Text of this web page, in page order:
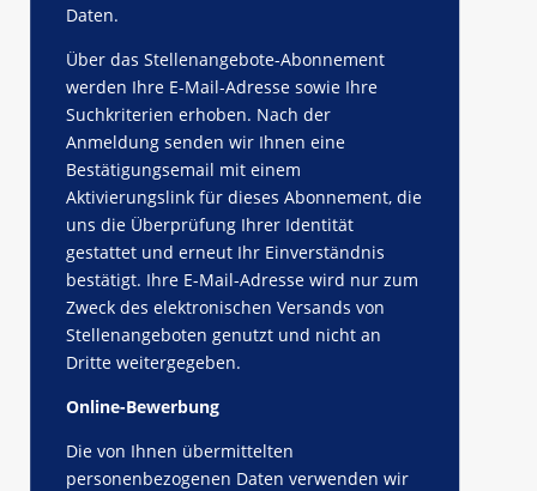
Daten.
Über das Stellenangebote-Abonnement
werden Ihre E-Mail-Adresse sowie Ihre
Suchkriterien erhoben. Nach der
Anmeldung senden wir Ihnen eine
Bestätigungsemail mit einem
Aktivierungslink für dieses Abonnement, die
uns die Überprüfung Ihrer Identität
gestattet und erneut Ihr Einverständnis
bestätigt. Ihre E-Mail-Adresse wird nur zum
Zweck des elektronischen Versands von
Stellenangeboten genutzt und nicht an
Dritte weitergegeben.
Online-Bewerbung
Die von Ihnen übermittelten
personenbezogenen Daten verwenden wir